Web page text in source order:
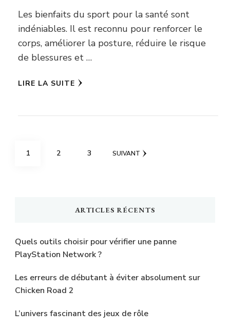
Les bienfaits du sport pour la santé sont
indéniables. Il est reconnu pour renforcer le
corps, améliorer la posture, réduire le risque
de blessures et …
LIRE LA SUITE
Pagination
PAGE
1 PAGE
2 PAGE
3 SUIVANT
ARTICLES RÉCENTS
Quels outils choisir pour vérifier une panne
PlayStation Network ?
Les erreurs de débutant à éviter absolument sur
Chicken Road 2
L’univers fascinant des jeux de rôle